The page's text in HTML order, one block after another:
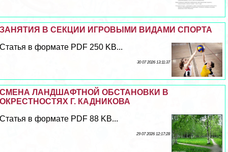
ЗАНЯТИЯ В СЕКЦИИ ИГРОВЫМИ ВИДАМИ СПОРТА
Статья в формате PDF 250 KB...
30 07 2026 13:11:37
СМЕНА ЛАНДШАФТНОЙ ОБСТАНОВКИ В
ОКРЕСТНОСТЯХ Г. КАДНИКОВА
Статья в формате PDF 88 KB...
29 07 2026 12:17:28